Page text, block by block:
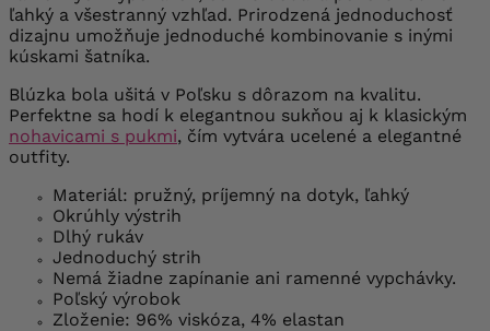
ľahký a všestranný vzhľad. Prirodzená jednoduchosť
dizajnu umožňuje jednoduché kombinovanie s inými
kúskami šatníka.
Blúzka bola ušitá v Poľsku s dôrazom na kvalitu.
Perfektne sa hodí k elegantnou sukňou aj k klasickým
nohavicami s pukmi, čím vytvára ucelené a elegantné
outfity.
Materiál: pružný, príjemný na dotyk, ľahký
Okrúhly výstrih
Dlhý rukáv
Jednoduchý strih
Nemá žiadne zapínanie ani ramenné vypchávky.
Poľský výrobok
Zloženie: 96% viskóza, 4% elastan